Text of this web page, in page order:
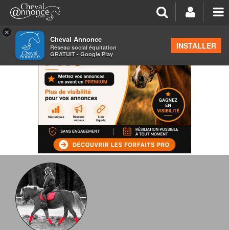
×
Cheval Annonce
Réseau social équitation
GRATUIT - Google Play
INSTALLER